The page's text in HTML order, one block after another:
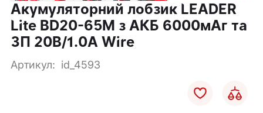
Акумуляторний лобзик LEADER
Lite BD20-65M з АКБ 6000мАг та
ЗП 20В/1.0А Wire
Артикул: id_4593